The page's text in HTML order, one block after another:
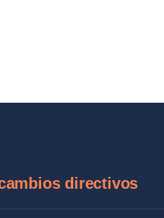
directivos